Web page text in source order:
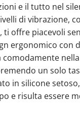
e il tutto nel
di vibrazione,
ti offre piacevoli
ergonomico con
un solo
in silicone
e risulta essere